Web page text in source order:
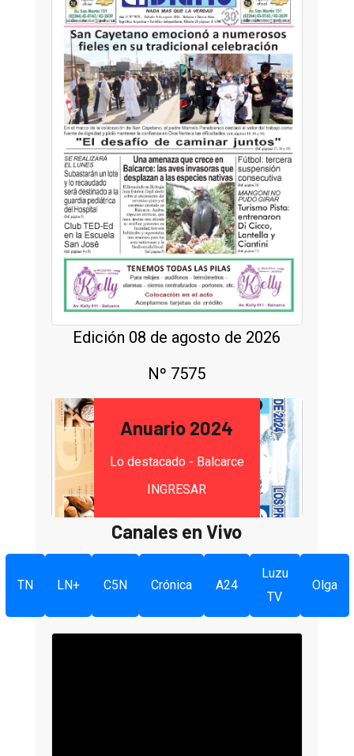
Edición 08 de agosto de 2026
Nº 7575
Anuario 2024
Lo destacado - Balcarce
INGRESAR
Canales en Vivo
TN LN+ C5N Crónica A24
Luzu
TV
Olga